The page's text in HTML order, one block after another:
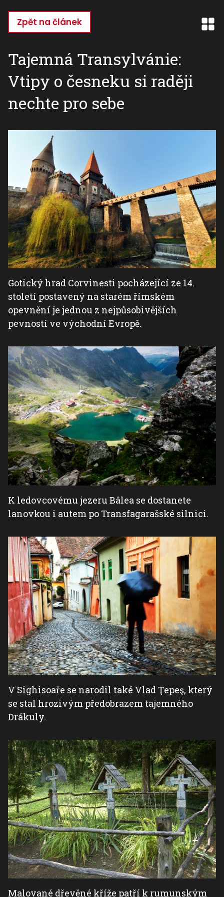
hlavnímu
Zpět na článek
Tajemná Transylvánie:
Vtipy o česneku si raději
nechte pro sebe
Gotický hrad Corvinesti pocházející ze 14.
století postavený na starém římském
opevnění je jednou z nejpůsobivějších
pevností ve východní Evropě.
K ledovcovému jezeru Bâlea se dostanete
lanovkou i autem po Transfagarašské silnici.
V Sighisoaře se narodil také Vlad Ţepeş, který
se stal hrozivým předobrazem tajemného
Drákuly.
Malované dřevěné kříže patří k rumunským